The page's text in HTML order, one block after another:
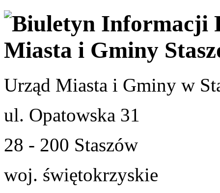
Urząd Miasta i Gminy w
ul. Opatowska 31
28 - 200 Staszów
woj. świętokrzyskie